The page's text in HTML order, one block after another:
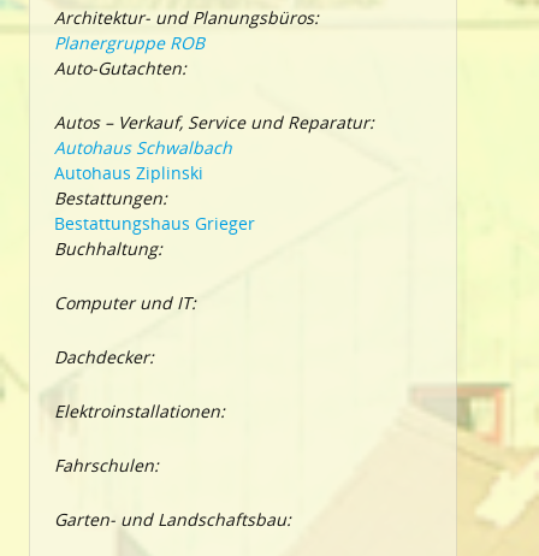
Architektur- und Planungsbüros:
Planergruppe ROB
Auto-Gutachten:
Autos – Verkauf, Service und Reparatur:
Autohaus Schwalbach
Autohaus Ziplinski
Bestattungen:
Bestattungshaus Grieger
Buchhaltung:
Computer und IT:
Dachdecker:
Elektroinstallationen:
Fahrschulen:
Garten- und Landschaftsbau: